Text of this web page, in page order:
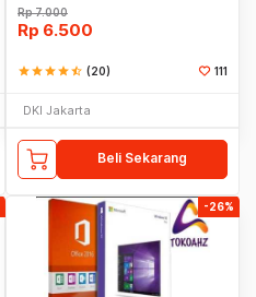
Rp7.000
Rp 6.500
starstarstarstarstar_half (20) 111
DKI Jakarta
Beli Sekarang
-26%